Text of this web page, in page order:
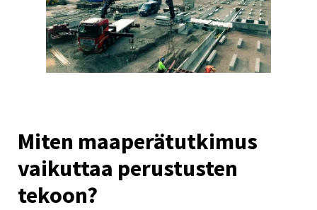
Miten maaperätutkimus
vaikuttaa perustusten
tekoon?